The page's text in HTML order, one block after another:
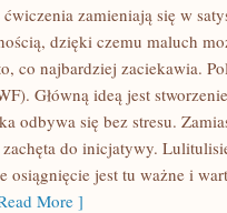
zamieniają się w
dzięki czemu maluch
co najbardziej zaciekawia.
Główną ideą jest
odbywa się bez stresu.
do inicjatywy.
osiągnięcie jest tu ważne i
More ]